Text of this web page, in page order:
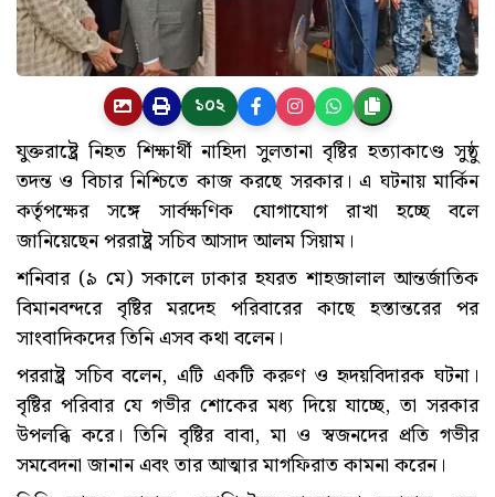
১০২
যুক্তরাষ্ট্রে নিহত শিক্ষার্থী নাহিদা সুলতানা বৃষ্টির হত্যাকাণ্ডে সুষ্ঠু
তদন্ত ও বিচার নিশ্চিতে কাজ করছে সরকার। এ ঘটনায় মার্কিন
কর্তৃপক্ষের সঙ্গে সার্বক্ষণিক যোগাযোগ রাখা হচ্ছে বলে
জানিয়েছেন পররাষ্ট্র সচিব আসাদ আলম সিয়াম।
শনিবার (৯ মে) সকালে ঢাকার হযরত শাহজালাল আন্তর্জাতিক
বিমানবন্দরে বৃষ্টির মরদেহ পরিবারের কাছে হস্তান্তরের পর
সাংবাদিকদের তিনি এসব কথা বলেন।
পররাষ্ট্র সচিব বলেন, এটি একটি করুণ ও হৃদয়বিদারক ঘটনা।
বৃষ্টির পরিবার যে গভীর শোকের মধ্য দিয়ে যাচ্ছে, তা সরকার
উপলব্ধি করে। তিনি বৃষ্টির বাবা, মা ও স্বজনদের প্রতি গভীর
সমবেদনা জানান এবং তার আত্মার মাগফিরাত কামনা করেন।